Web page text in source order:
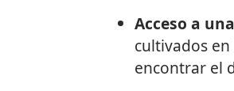
Acceso a
cultivados
encontrar el